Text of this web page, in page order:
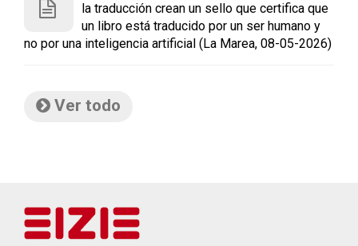
la traducción crean un sello que certifica que
un libro está traducido por un ser humano y
no por una inteligencia artificial (La Marea, 08-05-2026)
Ver todo